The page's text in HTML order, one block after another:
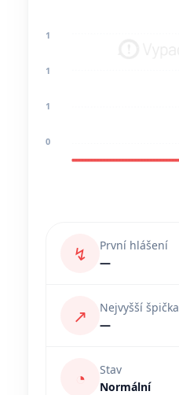
1
1
1
0
↯
První hlášení
—
↗
Nejvyšší špička
—
◔
Stav
Normální